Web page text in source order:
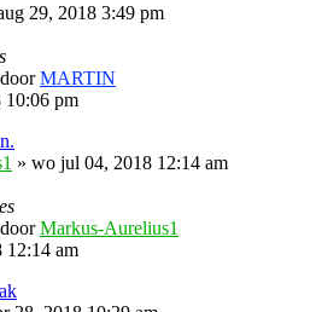
29, 2018 3:49 pm
doorMARTIN
10:06 pm
» wo jul 04, 2018 12:14 am
doorMarkus-Aurelius1
12:14 am